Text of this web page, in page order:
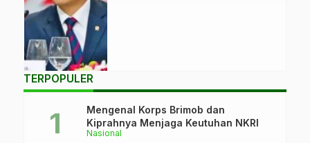
bahwa Indonesia
berminat untuk
bergabung
dengan BRICS.
(Foto: Istimewa)
TERPOPULER
Nasional
Mengenal Korps Brimob dan
Kiprahnya Menjaga Keutuhan NKRI